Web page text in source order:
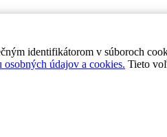
identifikátorom v súboroch
osobných údajov a cookies. Tieto